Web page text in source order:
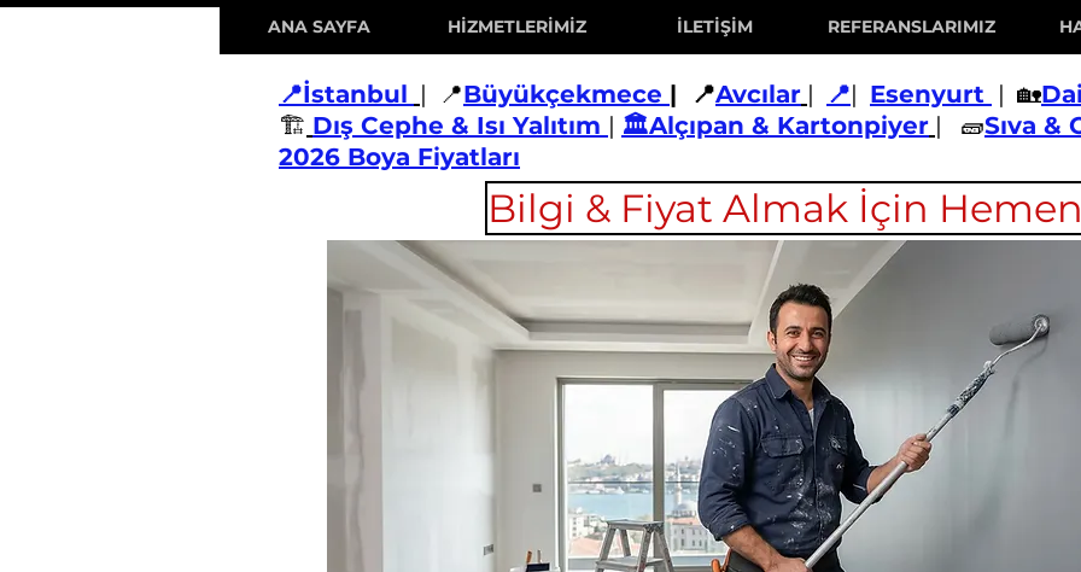
ANA SAYFA HİZMETLERİMİZ İLETİŞİM REFERANSLARIMIZ
📍İstanbul | 📍Büyükçekmece | 📍Avcılar | 📍| Esenyurt | 🏡
🏗️ Dış Cephe & Isı Yalıtım | 🏛️Alçıpan & Kartonpiyer | 🧱Sıva &
2026 Boya Fiyatları
Bilgi & Fiyat Almak İçin